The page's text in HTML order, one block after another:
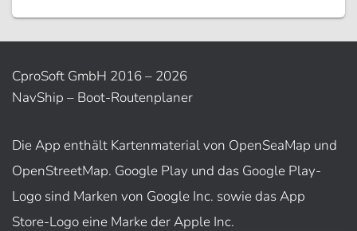
CproSoft GmbH 2016 – 2026
NavShip – Boot-Routenplaner
Die App enthält Kartenmaterial von OpenSeaMap und
OpenStreetMap. Google Play und das Google Play-
Logo sind Marken von Google Inc. sowie das App
Store-Logo eine Marke der Apple Inc.